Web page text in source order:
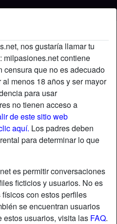
nos gustaría llamar tu
milpasiones.net contiene
censura que no es adecuado
menos 18 años y ser mayor
para usar
no tienen acceso a
de este sitio web
aquí. Los padres deben
para determinar lo que
es permitir conversaciones
ficticios y usuarios. No es
con estos perfiles
se encuentran usuarios
estos usuarios, visita las FAQ.
chatChatea ahora